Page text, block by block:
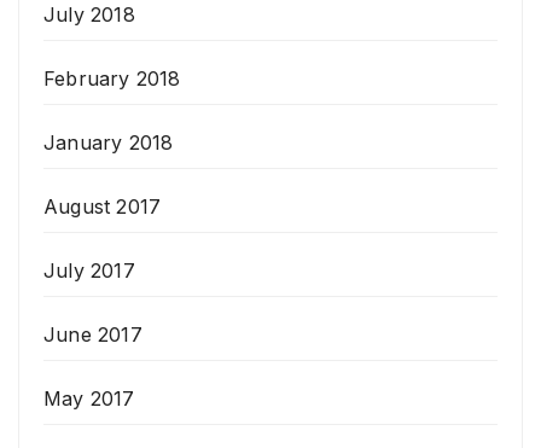
July 2018
February 2018
January 2018
August 2017
July 2017
June 2017
May 2017